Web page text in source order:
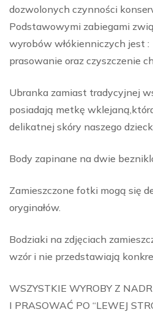
dozwolonych czynności
Podstawowymi zabiegami
wyrobów włókienniczych jest :
prasowanie oraz czyszczenie
Ubranka zamiast tradycyjnej
posiadają metkę
delikatnej skóry naszego
Body zapinane na dwie
Zamieszczone fotki mogą się
oryginałów.
Bodziaki na zdjęciach
wzór i nie przedstawiają
WSZYSTKIE WYROBY Z
I PRASOWAĆ PO “LEWEJ